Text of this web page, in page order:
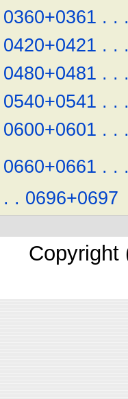
0360+0361 . . .
0420+0421 . . .
0480+0481 . . .
0540+0541 . . .
0600+0601 . . .
0660+0661 . . .
. . 0696+0697
Copyright